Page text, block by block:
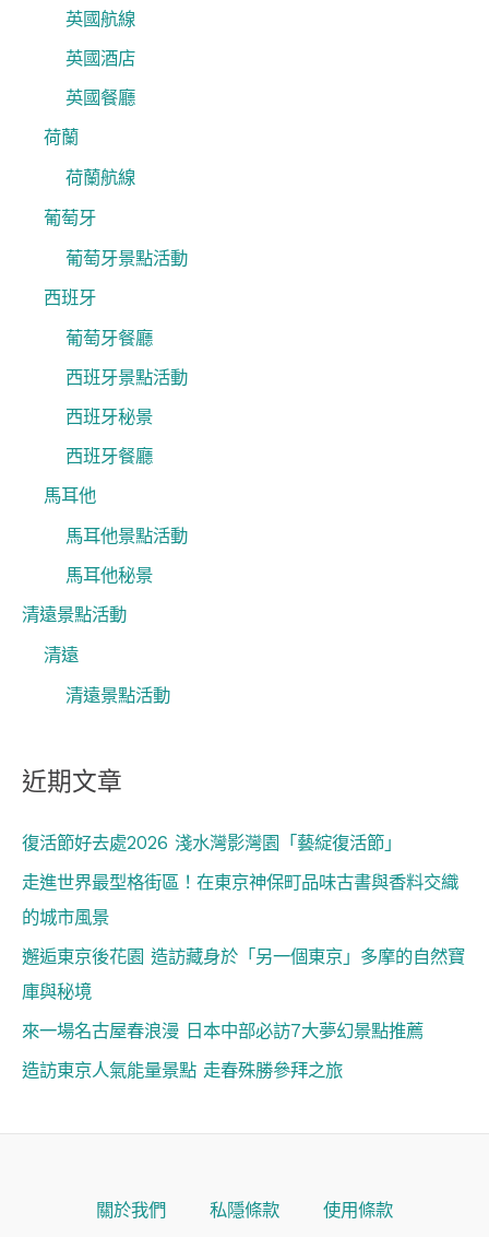
英國航線
英國酒店
英國餐廳
荷蘭
荷蘭航線
葡萄牙
葡萄牙景點活動
西班牙
葡萄牙餐廳
西班牙景點活動
西班牙秘景
西班牙餐廳
馬耳他
馬耳他景點活動
馬耳他秘景
清遠景點活動
清遠
清遠景點活動
近期文章
復活節好去處2026 淺水灣影灣園「藝綻復活節」
走進世界最型格街區！在東京神保町品味古書與香料交織
的城市風景
邂逅東京後花園 造訪藏身於「另一個東京」多摩的自然寶
庫與秘境
來一場名古屋春浪漫 日本中部必訪7大夢幻景點推薦
造訪東京人氣能量景點 走春殊勝參拜之旅
關於我們 私隱條款 使用條款